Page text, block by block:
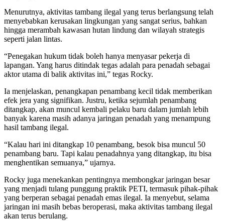
Menurutnya, aktivitas tambang ilegal yang terus berlangsung telah
menyebabkan kerusakan lingkungan yang sangat serius, bahkan
hingga merambah kawasan hutan lindung dan wilayah strategis
seperti jalan lintas.
“Penegakan hukum tidak boleh hanya menyasar pekerja di
lapangan. Yang harus ditindak tegas adalah para penadah sebagai
aktor utama di balik aktivitas ini,” tegas Rocky.
Ia menjelaskan, penangkapan penambang kecil tidak memberikan
efek jera yang signifikan. Justru, ketika sejumlah penambang
ditangkap, akan muncul kembali pelaku baru dalam jumlah lebih
banyak karena masih adanya jaringan penadah yang menampung
hasil tambang ilegal.
“Kalau hari ini ditangkap 10 penambang, besok bisa muncul 50
penambang baru. Tapi kalau penadahnya yang ditangkap, itu bisa
menghentikan semuanya,” ujarnya.
Rocky juga menekankan pentingnya membongkar jaringan besar
yang menjadi tulang punggung praktik PETI, termasuk pihak-pihak
yang berperan sebagai penadah emas ilegal. Ia menyebut, selama
jaringan ini masih bebas beroperasi, maka aktivitas tambang ilegal
akan terus berulang.